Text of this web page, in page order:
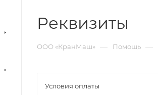
Реквизиты
ООО «КранМаш» — Помощь —
Условия оплаты